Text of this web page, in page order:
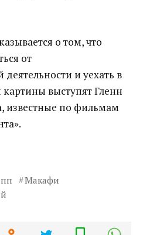
о том, что
от
и уехать в
выступят Гленн
известные по фильмам
Макафи